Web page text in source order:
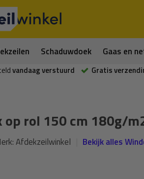
Schaduwdoek Gaas en
vandaag verstuurd Gratis
op rol 150 cm 180g/
Afdekzeilwinkel Bekijk alles